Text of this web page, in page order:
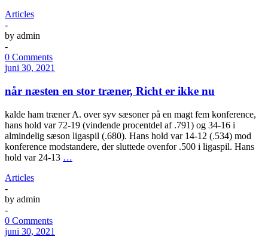
Articles
-
by admin
-
0 Comments
juni 30, 2021
når næsten en stor træner, Richt er ikke nu
kalde ham træner A. over syv sæsoner på en magt fem konference,
hans hold var 72-19 (vindende procentdel af .791) og 34-16 i
almindelig sæson ligaspil (.680). Hans hold var 14-12 (.534) mod
konference modstandere, der sluttede ovenfor .500 i ligaspil. Hans
hold var 24-13 …
Articles
-
by admin
-
0 Comments
juni 30, 2021